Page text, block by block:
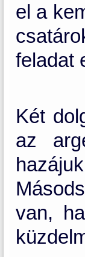
el a
feladat
Két
az
van,